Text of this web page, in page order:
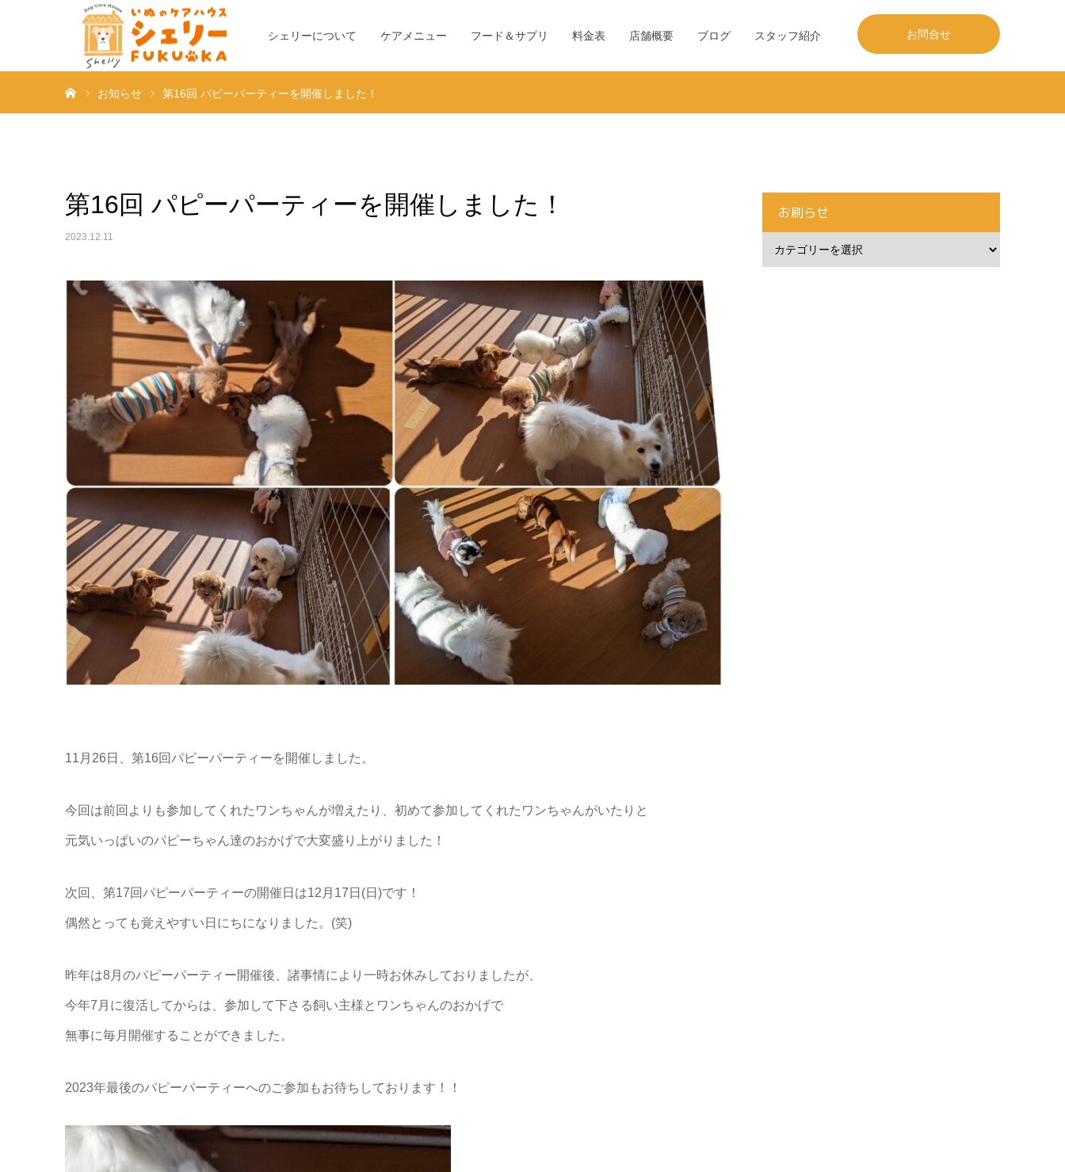
お問合せ
シェリーについて ケアメニュー フード＆サプリ 料金表 店舗概要 ブログ スタッフ紹介
お知らせ 第16回 パピーパーティーを開催しました！
第16回 パピーパーティーを開催しました！
2023.12.11
11月26日、第16回パピーパーティーを開催しました。
今回は前回よりも参加してくれたワンちゃんが増えたり、初めて参加してくれたワンちゃんがいたりと
元気いっぱいのパピーちゃん達のおかげで大変盛り上がりました！
次回、第17回パピーパーティーの開催日は12月17日(日)です！
偶然とっても覚えやすい日にちになりました。(笑)
昨年は8月のパピーパーティー開催後、諸事情により一時お休みしておりましたが、
今年7月に復活してからは、参加して下さる飼い主様とワンちゃんのおかげで
無事に毎月開催することができました。
2023年最後のパピーパーティーへのご参加もお待ちしております！！
お刷らせ